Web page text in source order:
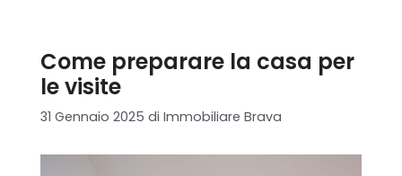
Come preparare la casa per
le visite
31 Gennaio 2025 di Immobiliare Brava